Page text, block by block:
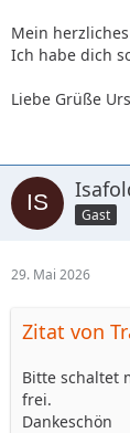
Mein
Ich habe dich
Liebe Grüße
Gast
29. Mai 2026
Zitat von
Bitte schaltet
frei.
Dankeschön